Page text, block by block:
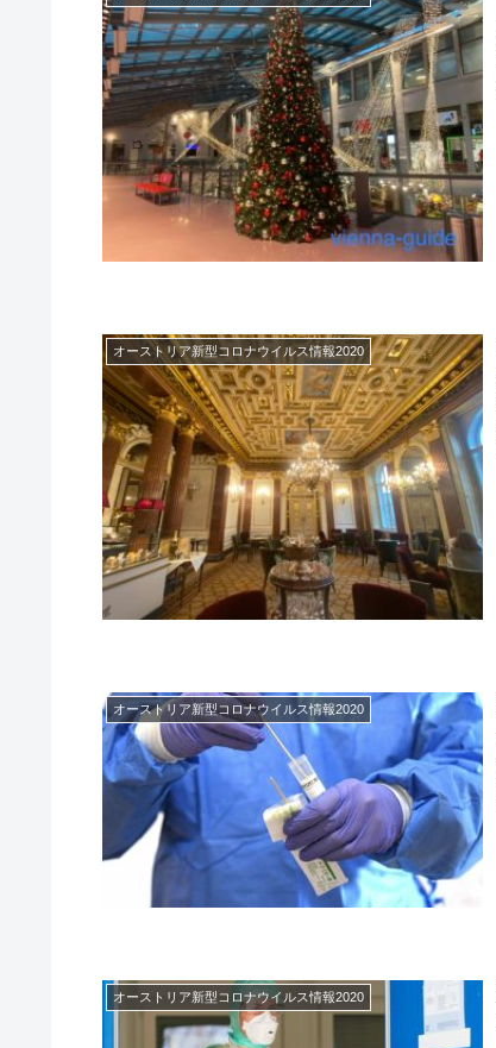
オーストリア新型コロナウイルス情報2020
オーストリア新型コロナウイルス情報2020
オーストリア新型コロナウイルス情報2020